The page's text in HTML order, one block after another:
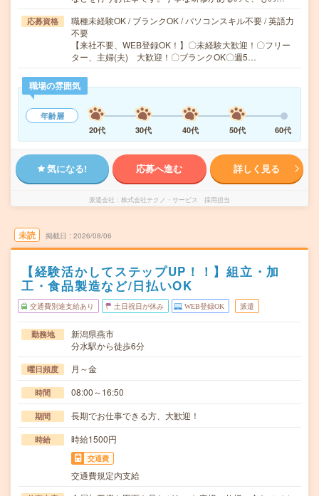
応募資格
職種未経験OK / ブランクOK / パソコンスキル不要 / 英語力
不要
【来社不要、WEB登録OK！】〇未経験大歓迎！〇フリー
ター、主婦(夫) 大歓迎！〇ブランクOK〇週5…
職場の雰囲気
年齢層
20代
30代 40代 50代 60代
気になる! 応募へ進む 詳しく見る
派遣会社 株式会社テクノ・サービス 採用担当
未読 掲載日 2026/08/06
【経験活かしてステップUP！！】組立・加
工・食品製造など/日払いOK
交通費別途支給あり 土日祝日が休み WEB登録OK 派遣
勤務地
新潟県燕市
分水駅から徒歩6分
曜日頻度 月～金
時間 08:00～16:50
期間 長期でお仕事できる方、大歓迎！
時給 時給1500円
交通費
交通費規定内支給